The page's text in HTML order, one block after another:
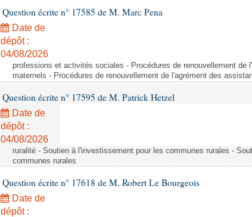
Question écrite n° 17585 de M. Marc Pena
Date de
dépôt :
04/08/2026
professions et activités sociales - Procédures de renouvellement de
maternels - Procédures de renouvellement de l'agrément des
Question écrite n° 17595 de M. Patrick Hetzel
Date de
dépôt :
04/08/2026
ruralité - Soutien à l'investissement pour les communes rurales -
communes rurales
Question écrite n° 17618 de M. Robert Le Bourgeois
Date de
dépôt :